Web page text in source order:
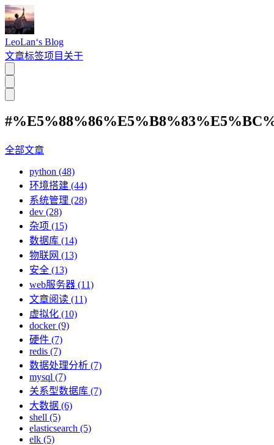
LeoLan‘s Blog
文章标签项目 关于
全部文章
python (48)
环境搭建 (44)
系统管理 (28)
dev (28)
杂项 (15)
数据库 (14)
物联网 (13)
安全 (13)
web服务器 (11)
文章阅读 (11)
虚拟化 (10)
docker (9)
硬件 (7)
redis (7)
数据处理分析 (7)
mysql (7)
关系型数据库 (7)
大数据 (6)
shell (5)
elasticsearch (5)
elk (5)